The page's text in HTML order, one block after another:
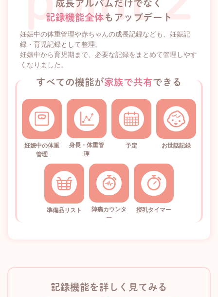
成長アルバムだけでなく
記録機能全体 もアップデート
妊娠中の体重管理や赤ちゃんの成長記録なども、妊娠記
録・育児記録として整理。
妊娠中から育児期まで、必要な記録をまとめて管理しやす
くなりました。
すべての機能が家族で共有できる
妊娠中の体重
管理
身長・体重管
理
予定 お世話記録
準備品リスト
陣痛カウンタ
ー
授乳タイマー
記録機能を詳しく見てみる